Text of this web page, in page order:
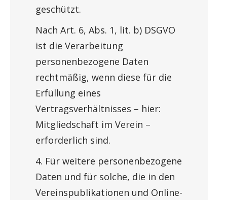
geschützt.
Nach Art. 6, Abs. 1, lit. b) DSGVO
ist die Verarbeitung
personenbezogene Daten
rechtmäßig, wenn diese für die
Erfüllung eines
Vertragsverhältnisses – hier:
Mitgliedschaft im Verein –
erforderlich sind.
4. Für weitere personenbezogene
Daten und für solche, die in den
Vereinspublikationen und Online-